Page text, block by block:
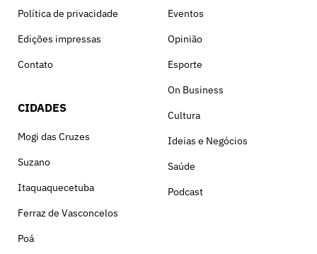
Política de privacidade
Edições impressas
Contato
CIDADES
Mogi das Cruzes
Suzano
Itaquaquecetuba
Ferraz de Vasconcelos
Poá
Eventos
Opinião
Esporte
On Business
Cultura
Ideias e Negócios
Saúde
Podcast